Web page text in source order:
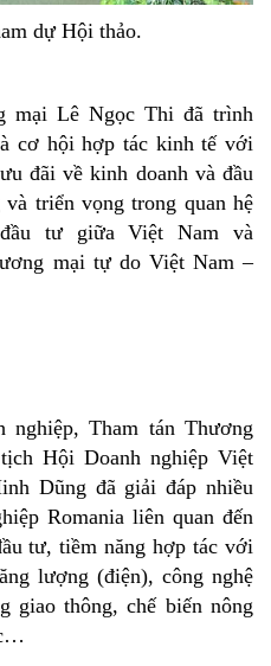
dự Hội thảo.
mại Lê Ngọc Thi đã trình
cơ hội hợp tác kinh tế với
đãi về kinh doanh và đầu
triển vọng trong quan hệ
tư giữa Việt Nam và
mại tự do Việt Nam –
nghiệp, Tham tán Thương
Hội Doanh nghiệp Việt
Dũng đã giải đáp nhiều
Romania liên quan đến
tư, tiềm năng hợp tác với
lượng (điện), công nghệ
giao thông, chế biến nông